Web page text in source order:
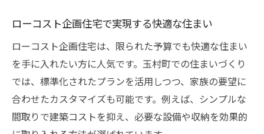
ローコスト企画住宅で実現する快適な住まい
ローコスト企画住宅は、限られた予算でも快適な住まい
を手に入れたい方に人気です。玉村町での住まいづくり
では、標準化されたプランを活用しつつ、家族の要望に
合わせたカスタマイズも可能です。例えば、シンプルな
間取りで建築コストを抑え、必要な設備や収納を効果的